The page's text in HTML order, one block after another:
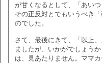
が甘くなるとして、「あい
その正反対とでもいうべき
のでした。
さて、最後にきて、「以上
ましたが、いかがでしょう
は、見あたりません。ママ